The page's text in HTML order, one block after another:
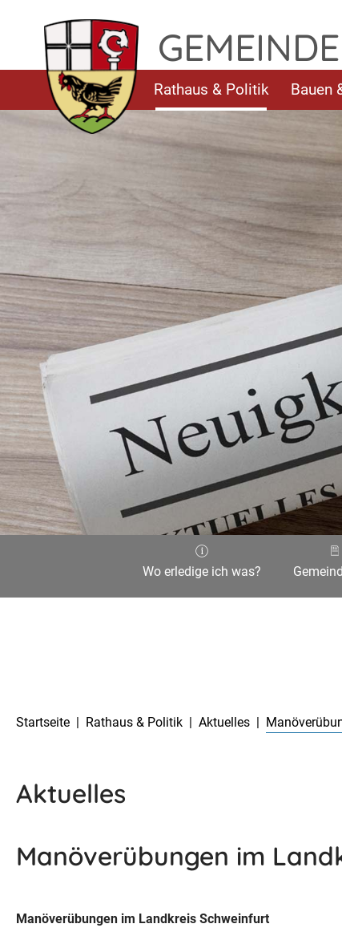
Rathaus & Politik Bauen
Wo erledige ich was?
Startseite
Rathaus & Politik Aktuelles
Aktuelles
Manöverübungen im
Manöverübungen im Landkreis Schweinfurt